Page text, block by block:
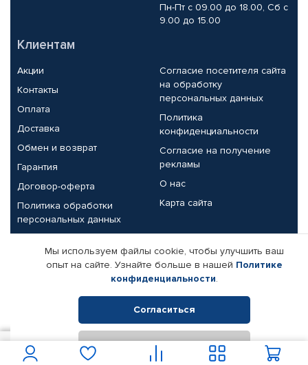
Пн-Пт с 09.00 до 18.00, Сб с
9.00 до 15.00
Клиентам
Акции
Контакты
Оплата
Доставка
Обмен и возврат
Гарантия
Договор-оферта
Политика обработки
персональных данных
Согласие посетителя сайта
на обработку
персональных данных
Политика
конфиденциальности
Согласие на получение
рекламы
О нас
Карта сайта
Партнерам
Корпоративным клиентам
Поставщикам
Реквизиты компании
© КАМАЗ ЦЕНТР ДОНЕЦК, 2015-2026. Все права защищены.
Интернет-магазин автомобильных товаров Автопрофи.
Мы используем файлы cookie, чтобы улучшить ваш
опыт на сайте. Узнайте больше в нашей Политике
конфиденциальности.
Согласиться
Отклонить
В корзину